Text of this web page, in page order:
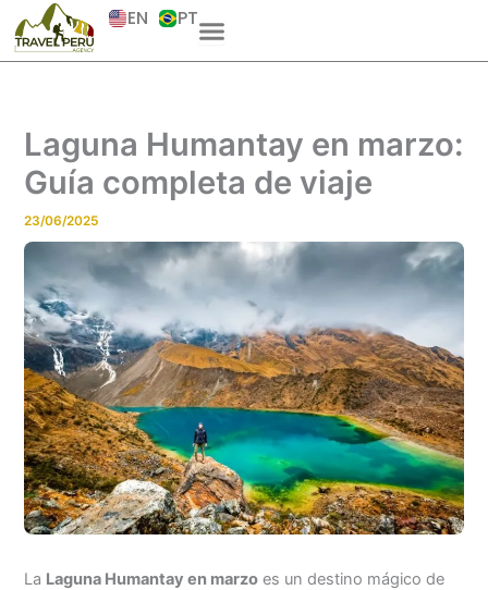
content
EN PT
Laguna Humantay en marzo:
Guía completa de viaje
23/06/2025
La Laguna Humantay en marzo es un destino mágico de